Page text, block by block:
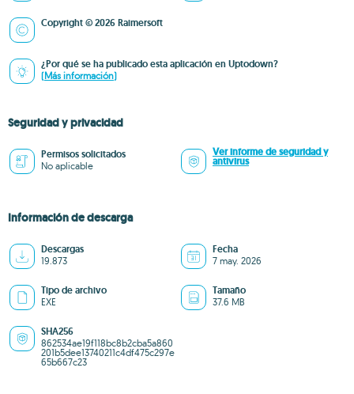
Copyright © 2026 Raimersoft
¿Por qué se ha publicado esta aplicación en Uptodown?
(Más información)
Seguridad y privacidad
Permisos solicitados
No aplicable
Ver informe de seguridad y
antivirus
Información de descarga
Descargas
19.873
Fecha
7 may. 2026
Tipo de archivo
EXE
Tamaño
37.6 MB
SHA256
862534ae19f118bc8b2cba5a860
201b5dee13740211c4df475c297e
65b667c23